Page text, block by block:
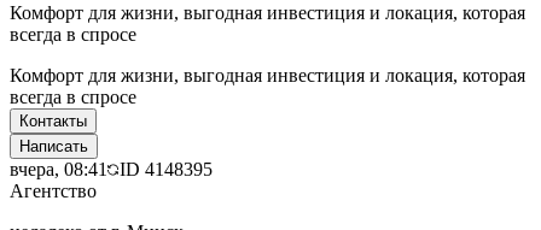
Комфорт для жизни, выгодная инвестиция и локация, которая
всегда в спросе
Комфорт для жизни, выгодная инвестиция и локация, которая
всегда в спросе
Контакты
Написать
вчера, 08:41 ID 4148395
Агентство